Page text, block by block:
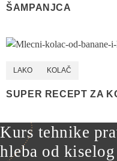
ŠAMPANJCA
LAKO KOLAČ
SUPER RECEPT ZA
Kurs tehnike
hleba od kiselog